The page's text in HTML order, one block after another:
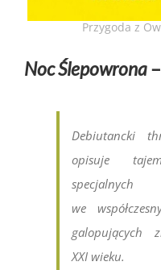
Przygoda z
Noc Ślepowrona
Debiutancki
opisuje
we
galopujących
XXI wieku.